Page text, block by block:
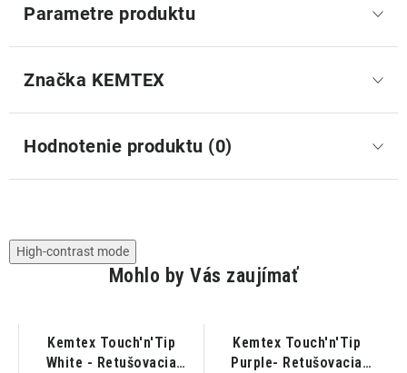
Parametre produktu
Značka KEMTEX
Hodnotenie produktu (0)
High-contrast mode
Mohlo by Vás zaujímať
Kemtex Touch'n'Tip
White - Retušovacia
Kemtex Touch'n'Tip
Purple- Retušovacia